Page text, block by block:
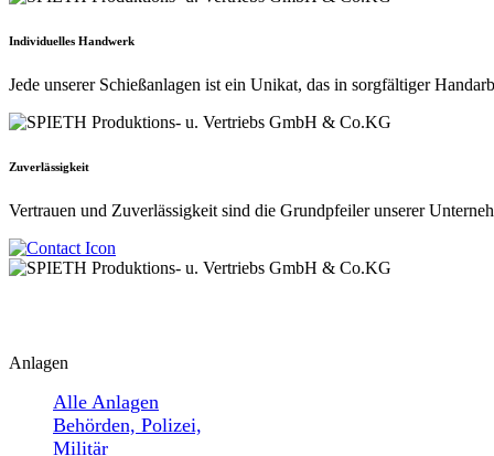
Individuelles Handwerk
Jede unserer Schießanlagen ist ein Unikat, das in sorgfältiger
Zuverlässigkeit
Vertrauen und Zuverlässigkeit sind die Grundpfeiler unserer
Anlagen
Alle Anlagen
Behörden, Polizei,
Militär